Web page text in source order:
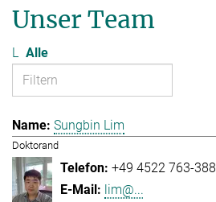
Unser Team
L Alle
Sungbin Lim
Doktorand
+49 4522 763-388
lim@...